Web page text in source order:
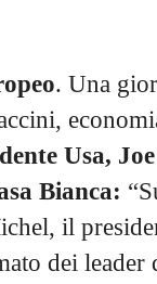
. Una
Usa,
Bianca:
il
dei leader